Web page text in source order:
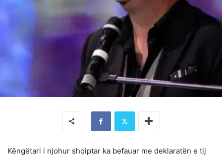
Këngëtari i njohur shqiptar ka befauar me deklaratën e tij